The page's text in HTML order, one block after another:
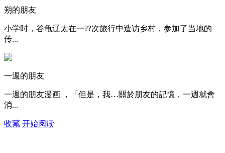
朔的朋友
小学时，谷龟辽太在一??次旅行中造访乡村，参加了当地的
传...
一週的朋友
一週的朋友漫画 ，「但是，我…關於朋友的記憶，一週就會
消...
收藏 开始阅读